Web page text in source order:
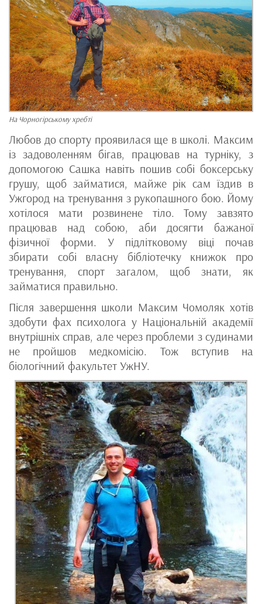
На Чорногірському хребті
Любов до спорту проявилася ще в школі. Максим
із задоволенням бігав, працював на турніку, з
допомогою Сашка навіть пошив собі боксерську
грушу, щоб займатися, майже рік сам їздив в
Ужгород на тренування з рукопашного бою. Йому
хотілося мати розвинене тіло. Тому завзято
працював над собою, аби досягти бажаної
фізичної форми. У підлітковому віці почав
збирати собі власну бібліотечку книжок про
тренування, спорт загалом, щоб знати, як
займатися правильно.
Після завершення школи Максим Чомоляк хотів
здобути фах психолога у Національній академії
внутрішніх справ, але через проблеми з судинами
не пройшов медкомісію. Тож вступив на
біологічний факультет УжНУ.